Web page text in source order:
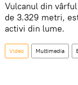
Vulcanul din
de 3.329 metri,
activi din lume.
Video Multimedia